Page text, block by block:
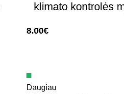
klimato kontrolės
8.00€
Daugiau